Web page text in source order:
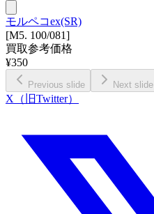
モルペコex(SR)
[M5. 100/081]
買取参考価格
¥350
Previous slide Next slide
X（旧Twitter）